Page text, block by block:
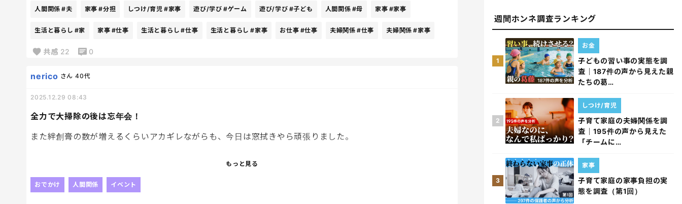
で？
家のことは全部、私。
子どもたちが体調を崩したときも、夜中の対応も全部私がやる。
いいお母さんをやればやるほど、負担だけがどんどん増えていくんだけど。
「しっかりしているから大丈夫でしょ？？？」
文句言うと、「冷たいお母さん」扱いされるし、「疲れた」って言うと「甘えてる」になる。
人間関係 #夫 家事 #分担 しつけ/育児 #家事 遊び/学び #ゲーム 遊び/学び #子ども 人間関係 #母 家事 #家事
生活と暮らし #家 家事 #仕事 生活と暮らし #仕事 生活と暮らし #家事 お仕事 #仕事 夫婦関係 #仕事 夫婦関係 #家事
共感 22 0
全力で大掃除の後は忘年会！
nerico さん 40代
2025.12.29 08:43
また絆創膏の数が増えるくらいアカギレながらも、今日は窓拭きやら頑張りました。
本音は朝までカラオケ行きたい！！！
もっと見る
おでかけ 人間関係 イベント
週間ホンネ調査ランキング
1
子どもの習い事の実態を調
査｜187件の声から見えた親
たちの葛…
お金
2
子育て家庭の夫婦関係を調
査｜195件の声から見えた
「チームに…
しつけ/育児
3
子育て家庭の家事負担の実
態を調査（第1回）
家事